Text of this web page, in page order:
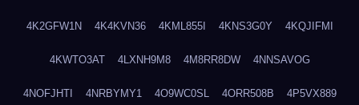
4K2GFW1N 4K4KVN36 4KML855I 4KNS3G0Y 4KQJIFMI
4KWTO3AT 4LXNH9M8 4M8RR8DW 4NNSAVOG
4NOFJHTI 4NRBYMY1 4O9WC0SL 4ORR508B 4P5VX889